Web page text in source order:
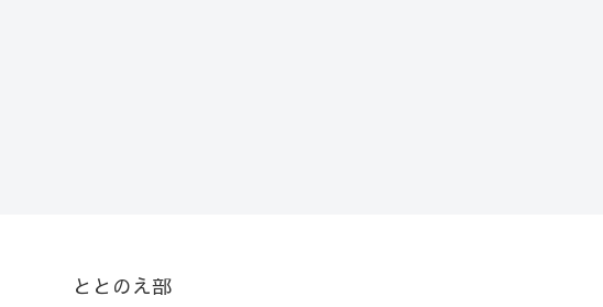
ととのえ部